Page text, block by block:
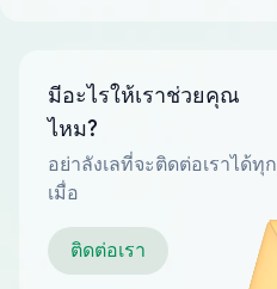
มีอะไรให้เราช่วยคุณ
ไหม?
อย่าลังเลที่จะติดต่อเราได้ทุก
เมื่อ
ติดต่อเรา